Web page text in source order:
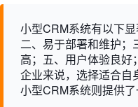
小型CRM系统有以下
二、易于部署和维护；
高；五、用户体验良好
企业来说，选择适合自
小型CRM系统则提供了